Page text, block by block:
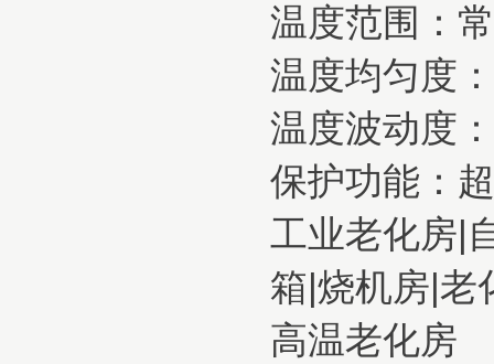
温度范围：
温度均匀度
温度波动度
保护功能：
工业老化房|
箱|烧机房|老
高温老化房